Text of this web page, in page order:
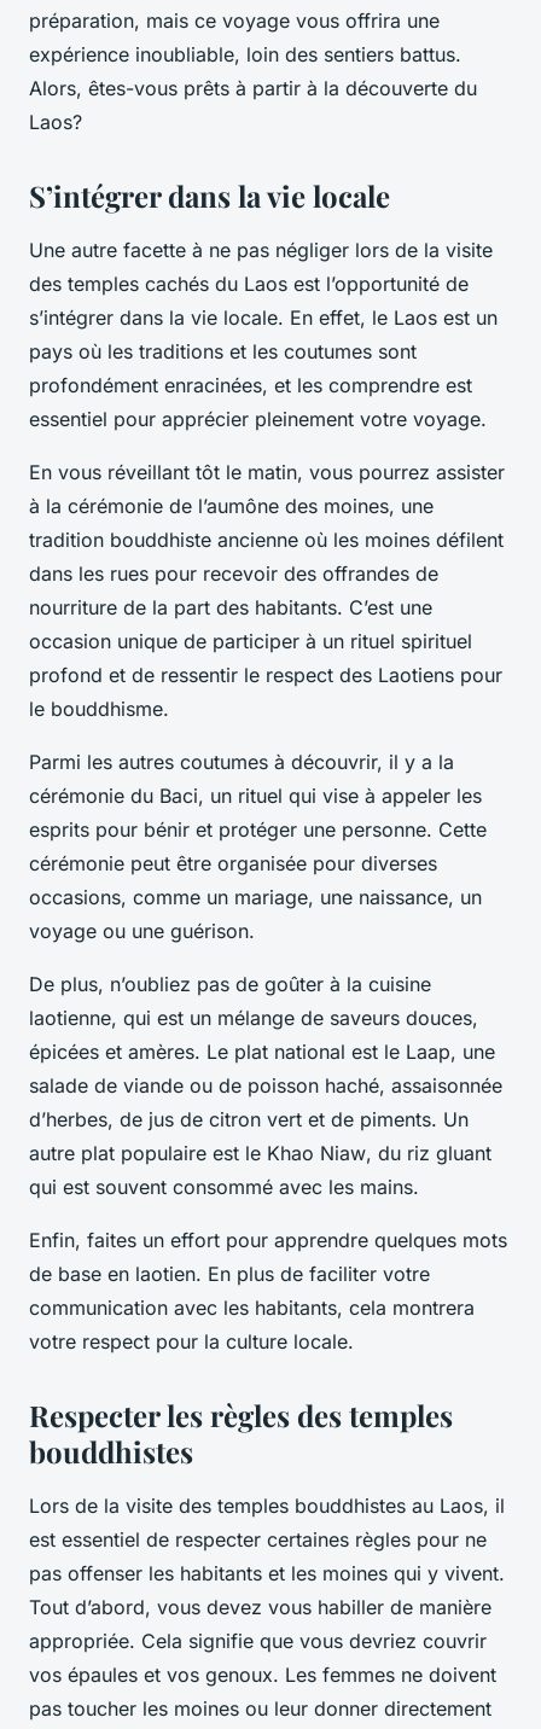
préparation, mais ce voyage vous offrira une
expérience inoubliable, loin des sentiers battus.
Alors, êtes-vous prêts à partir à la découverte du
Laos?
S’intégrer dans la vie locale
Une autre facette à ne pas négliger lors de la visite
des temples cachés du Laos est l’opportunité de
s’intégrer dans la vie locale. En effet, le Laos est un
pays où les traditions et les coutumes sont
profondément enracinées, et les comprendre est
essentiel pour apprécier pleinement votre voyage.
En vous réveillant tôt le matin, vous pourrez assister
à la cérémonie de l’aumône des moines, une
tradition bouddhiste ancienne où les moines défilent
dans les rues pour recevoir des offrandes de
nourriture de la part des habitants. C’est une
occasion unique de participer à un rituel spirituel
profond et de ressentir le respect des Laotiens pour
le bouddhisme.
Parmi les autres coutumes à découvrir, il y a la
cérémonie du Baci, un rituel qui vise à appeler les
esprits pour bénir et protéger une personne. Cette
cérémonie peut être organisée pour diverses
occasions, comme un mariage, une naissance, un
voyage ou une guérison.
De plus, n’oubliez pas de goûter à la cuisine
laotienne, qui est un mélange de saveurs douces,
épicées et amères. Le plat national est le Laap, une
salade de viande ou de poisson haché, assaisonnée
d’herbes, de jus de citron vert et de piments. Un
autre plat populaire est le Khao Niaw, du riz gluant
qui est souvent consommé avec les mains.
Enfin, faites un effort pour apprendre quelques mots
de base en laotien. En plus de faciliter votre
communication avec les habitants, cela montrera
votre respect pour la culture locale.
Respecter les règles des temples
bouddhistes
Lors de la visite des temples bouddhistes au Laos, il
est essentiel de respecter certaines règles pour ne
pas offenser les habitants et les moines qui y vivent.
Tout d’abord, vous devez vous habiller de manière
appropriée. Cela signifie que vous devriez couvrir
vos épaules et vos genoux. Les femmes ne doivent
pas toucher les moines ou leur donner directement